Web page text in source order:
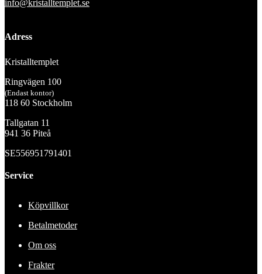
info@kristalltemplet.se
Adress
Kristalltemplet
Ringvägen 100
(Endast kontor)
118 60 Stockholm
Tallgatan 11
941 36 Piteå
SE556951791401
Service
Köpvillkor
Betalmetoder
Om oss
Frakter